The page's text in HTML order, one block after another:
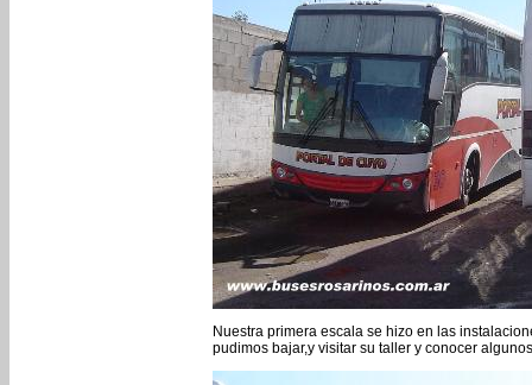
Nuestra primera escala se hizo en las
pudimos bajar,y visitar su taller y conocer